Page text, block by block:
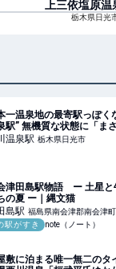
上三依塩原温
栃木県日光
一温泉地の最寄駅っぽ
駅” 無機質な状態に「ま
とお金の経済メディア
温泉駅 栃木県日光市
津田島駅物語 ー 土星と
の夏 ー｜縄文猫
島駅 福島県南会津郡南会津町
駅がすき
note（ノート）
敷に泊まる唯一無二のタ